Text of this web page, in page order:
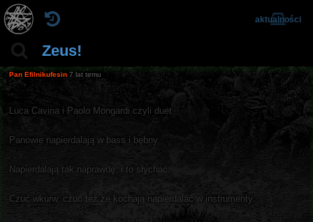
Zeus!
aktualności
Pan Efilnikufesin 7 lat temu
Luca Cavina i Paolo Mongardi czyli duet.
Panowie napierdalają w bass i bębny.
Napierdalają tak naprawdę, i to słychać.
Czuć wkurw, czuć też że kochają napierdalać w instrumenty.